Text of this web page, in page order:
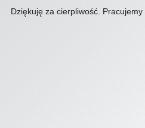
Dziękuję za cierpliwość.